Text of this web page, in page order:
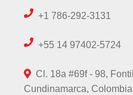
+1 786-292-3131
+55 14 97402-5724
Cl. 18a #69f - 98,
Cundinamarca, Colombia